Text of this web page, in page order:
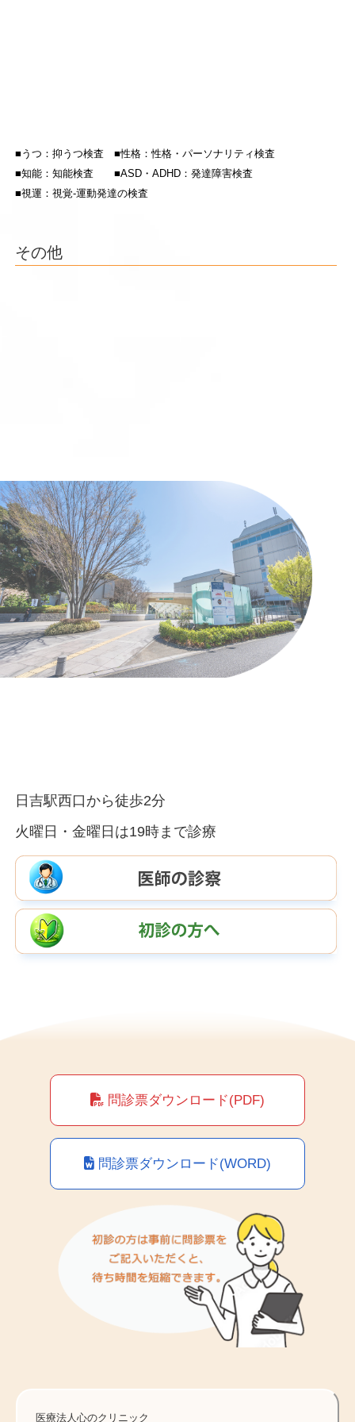
■うつ：抑うつ検査 ■性格：性格・パーソナリティ検査
■知能：知能検査 ■ASD・ADHD：発達障害検査
■視運：視覚-運動発達の検査
その他
日吉駅西口から徒歩2分
火曜日・金曜日は19時まで診療
問診票ダウンロード(PDF)
問診票ダウンロード(WORD)
医療法人心のクリニック